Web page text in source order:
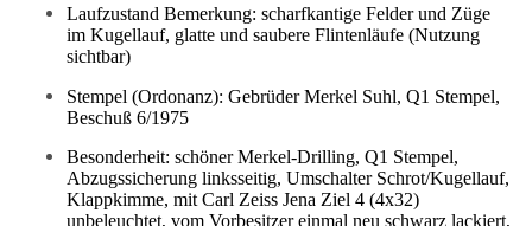
Laufzustand Bemerkung: scharfkantige Felder und Züge
im Kugellauf, glatte und saubere Flintenläufe (Nutzung
sichtbar)
Stempel (Ordonanz): Gebrüder Merkel Suhl, Q1 Stempel,
Beschuß 6/1975
Besonderheit: schöner Merkel-Drilling, Q1 Stempel,
Abzugssicherung linksseitig, Umschalter Schrot/Kugellauf,
Klappkimme, mit Carl Zeiss Jena Ziel 4 (4x32)
unbeleuchtet, vom Vorbesitzer einmal neu schwarz lackiert,